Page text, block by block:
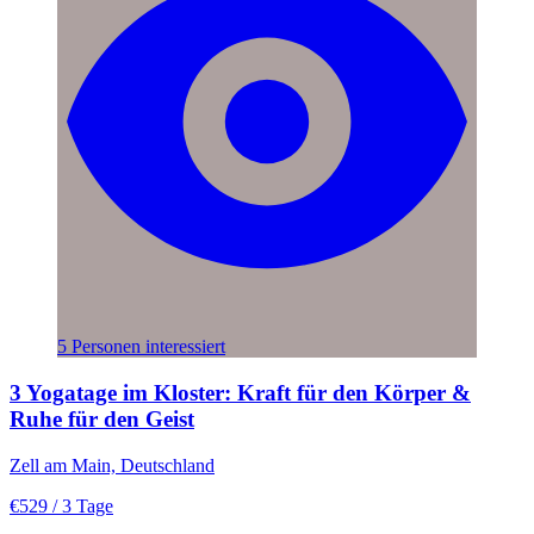
5 Personen interessiert
3 Yogatage im Kloster: Kraft für den Körper &
Ruhe für den Geist
Zell am Main, Deutschland
€529 / 3 Tage